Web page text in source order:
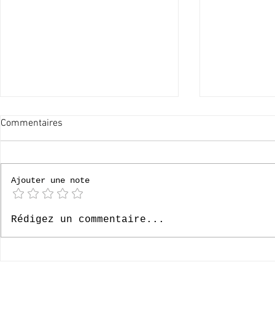
60x merci !
Commentaires
Ajouter une note
Rédigez un commentaire...